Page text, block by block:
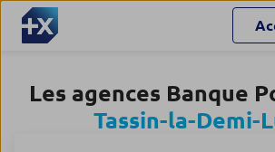
Les agences Banque
Tassin-la-Demi-